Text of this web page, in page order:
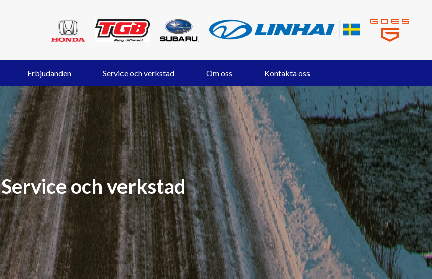
Erbjudanden Service och verkstad Om oss Kontakta oss
Service och verkstad